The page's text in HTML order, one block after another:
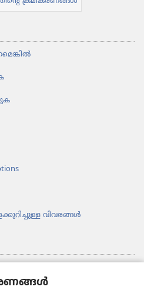
വിവരങ്ങൾ